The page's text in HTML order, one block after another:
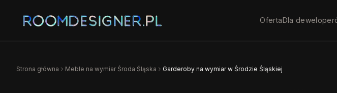
OfertaDla
Strona główna Meble na wymiar Środa Śląska Garderoby na wymiar w Środzie Śląskiej